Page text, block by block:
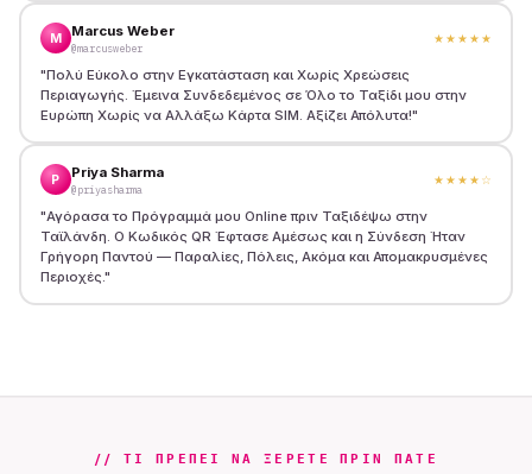
M Marcus Weber
@marcusweber
★★★★★
"Πολύ Εύκολο στην Εγκατάσταση και Χωρίς Χρεώσεις
Περιαγωγής. Έμεινα Συνδεδεμένος σε Όλο το Ταξίδι μου στην
Ευρώπη Χωρίς να Αλλάξω Κάρτα SIM. Αξίζει Απόλυτα!"
P Priya Sharma
@priyasharma
★★★★ ☆
"Αγόρασα το Πρόγραμμά μου Online πριν Ταξιδέψω στην
Ταϊλάνδη. Ο Κωδικός QR Έφτασε Αμέσως και η Σύνδεση Ήταν
Γρήγορη Παντού — Παραλίες, Πόλεις, Ακόμα και Απομακρυσμένες
Περιοχές. "
// ΤΙ ΠΡΈΠΕΙ ΝΑ ΞΈΡΕΤΕ ΠΡΙΝ ΠΆΤΕ